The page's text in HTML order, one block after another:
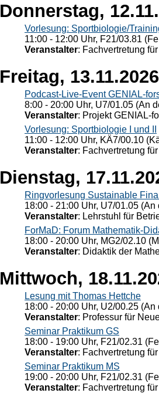
Donnerstag,
Vorlesung: Sportbiologie/
11:00 - 12:00 Uhr, F21/03.81
Veranstalter: Fachvertretung
Freitag, 13.11.2026
Podcast-Live-Event GENIAL-
8:00 - 20:00 Uhr, U7/01.05 (An
Veranstalter: Projekt GENIAL-
Vorlesung: Sportbiologie I und II
11:00 - 12:00 Uhr, KÄ7/00.10
Veranstalter: Fachvertretung
Dienstag,
Ringvorlesung Sustainable
18:00 - 21:00 Uhr, U7/01.05
Veranstalter: Lehrstuhl für
ForMaD: Forum Mathematik-
18:00 - 20:00 Uhr, MG2/02.10
Veranstalter: Didaktik der
Mittwoch,
Lesung mit Thomas Hettche
18:00 - 20:00 Uhr, U2/00.25
Veranstalter: Professur für
Seminar Praktikum GS
18:00 - 19:00 Uhr, F21/02.31
Veranstalter: Fachvertretung
Seminar Praktikum MS
19:00 - 20:00 Uhr, F21/02.31
Veranstalter: Fachvertretung